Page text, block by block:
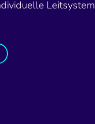
Leitsystem